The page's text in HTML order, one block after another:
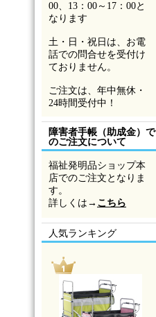
00、13：00～17：00と
なります
土・日・祝日は、お電
話での問合せを受付け
ておりません。
ご注文は、年中無休・
24時間受付中！
障害者手帳（助成金）で
のご注文について
福祉発明品ショップ本
店でのご注文となりま
す。
詳しくは→ こちら
人気ランキング